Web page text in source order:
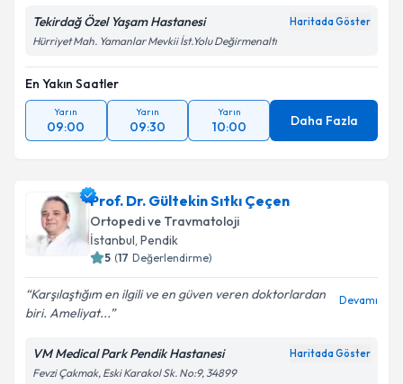
Tekirdağ Özel Yaşam Hastanesi Haritada Göster
Hürriyet Mah. Yamanlar Mevkii İst.Yolu Değirmenaltı
En Yakın Saatler
Yarın
09:00
Yarın
09:30
Yarın
10:00 Daha Fazla
Prof. Dr. Gültekin Sıtkı Çeçen
Ortopedi ve Travmatoloji
İstanbul, Pendik
5 (17 Değerlendirme)
Karşılaştığım en ilgili ve en güven veren doktorlardan
biri. Ameliyat...
Devamı
VM Medical Park Pendik Hastanesi Haritada Göster
Fevzi Çakmak, Eski Karakol Sk. No:9, 34899